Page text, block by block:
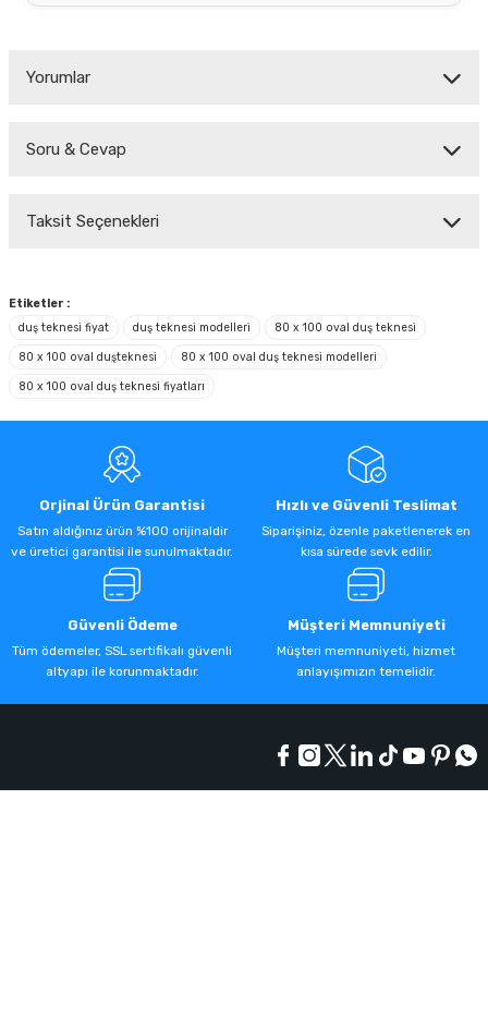
Yorumlar
Soru & Cevap
Taksit Seçenekleri
Etiketler :
duş teknesi fiyat
duş teknesi modelleri 80 x 100 oval duş teknesi
80 x 100 oval duşteknesi 80 x 100 oval duş teknesi modelleri
80 x 100 oval duş teknesi fiyatları
Orjinal Ürün Garantisi
Satın aldığınız ürün %100 orijinaldir
ve üretici garantisi ile sunulmaktadır.
Hızlı ve Güvenli Teslimat
Siparişiniz, özenle paketlenerek en
kısa sürede sevk edilir.
Güvenli Ödeme
Tüm ödemeler, SSL sertifikalı güvenli
altyapı ile korunmaktadır.
Müşteri Memnuniyeti
Müşteri memnuniyeti, hizmet
anlayışımızın temelidir.